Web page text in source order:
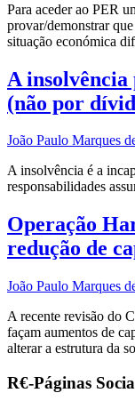
Para aceder ao PER
provar/demonstrar
situação económica
A insolvência
(não por
João Paulo Marques
A insolvência é a
responsabilidades
Operação
redução de
João Paulo Marques
A recente revisão do
façam aumentos de
alterar a estrutura da
R€-Páginas